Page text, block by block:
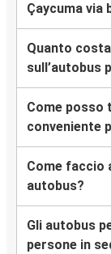
Çaycuma via
Quanto
sull’autobus
Come posso
conveniente
Come faccio
autobus?
Gli autobus
persone in